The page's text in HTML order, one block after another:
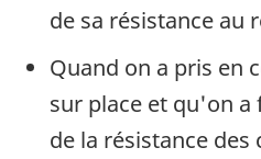
de sa résistance au
Quand on a pris en
sur place et qu'on
de la résistance des